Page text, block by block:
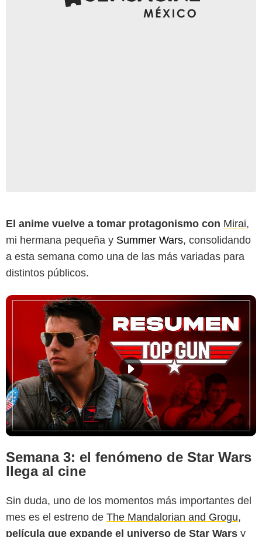
El anime vuelve a tomar protagonismo con Mirai,
mi hermana pequeña y Summer Wars, consolidando
a esta semana como una de las más variadas para
distintos públicos.
Semana 3: el fenómeno de Star Wars
llega al cine
Sin duda, uno de los momentos más importantes del
mes es el estreno de The Mandalorian and Grogu,
película que expande el universo de Star Wars y